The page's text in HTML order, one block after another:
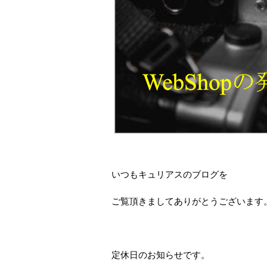
いつもキュリアスのブログを
ご覧頂きましてありがとうございます
定休日のお知らせです。